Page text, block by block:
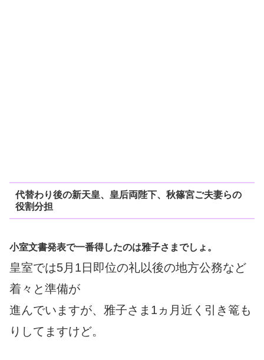
代替わり後の新天皇、皇后両陛下、秋篠宮ご夫妻らの
役割分担
小室文書発表で一番得したのは雅子さまでしょ。
皇室では5月1日即位の礼以後の地方公務など
着々と準備が
進んでいますが、雅子さま1ヵ月近く引き篭も
りしてますけど。